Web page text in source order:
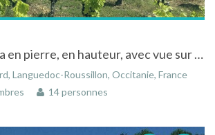
Lou Clapas - Villa en pierre, en hauteur, avec vue sur le Mont Ventoux
Languedoc-Roussillon, Occitanie, France
14 personnes